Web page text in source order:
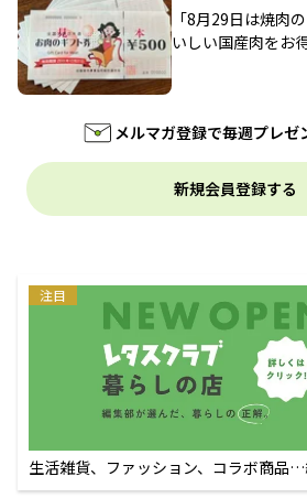
「8月29日は焼肉
いしい国産肉をお
メルマガ登録で毎週プレゼ
新規会員登録する
注目
生活雑貨、ファッション、コラボ商品
えるECサイト